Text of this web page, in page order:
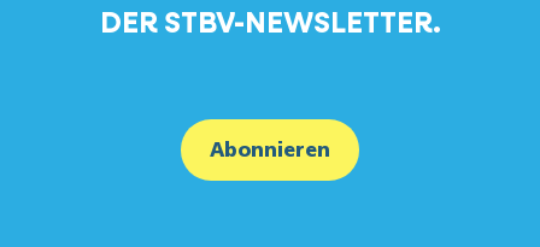
DER STBV-NEWSLETTER.
Abonnieren